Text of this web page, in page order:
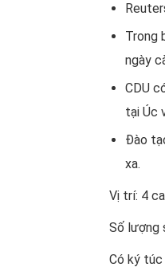
Trong
ngày
CDU
tại Úc
Đào
xa.
Vị trí: 4
Số lượng
Có ký